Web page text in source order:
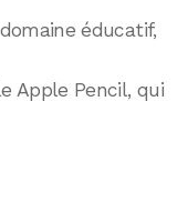
éducatif,
Apple Pencil, qui